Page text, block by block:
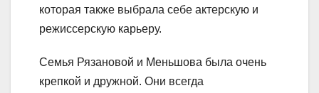
которая также выбрала себе актерскую и
режиссерскую карьеру.
Семья Рязановой и Меньшова была очень
крепкой и дружной. Они всегда